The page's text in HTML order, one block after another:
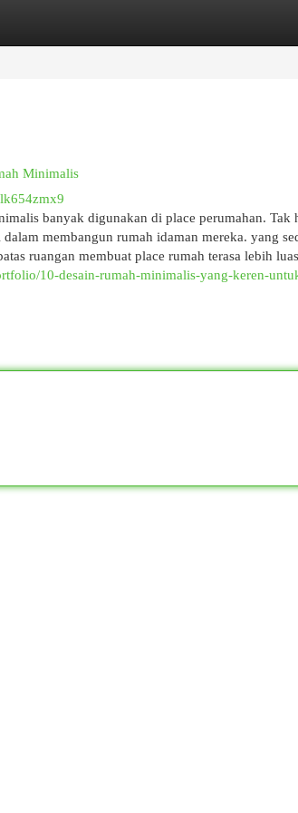
Minimalis
banyak digunakan di place perumahan.
membangun rumah idaman mereka. yang
ruangan membuat place rumah terasa lebih
10-desain-rumah-minimalis-yang-keren-